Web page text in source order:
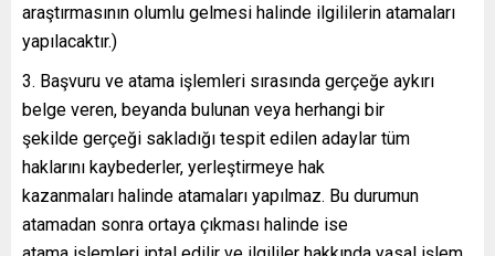
araştırmasının olumlu gelmesi halinde ilgililerin atamaları
yapılacaktır.)
Başvuru ve atama işlemleri sırasında gerçeğe aykırı
belge veren, beyanda bulunan veya herhangi bir
şekilde gerçeği sakladığı tespit edilen adaylar tüm
haklarını kaybederler, yerleştirmeye hak
kazanmaları halinde atamaları yapılmaz. Bu durumun
atamadan sonra ortaya çıkması halinde ise